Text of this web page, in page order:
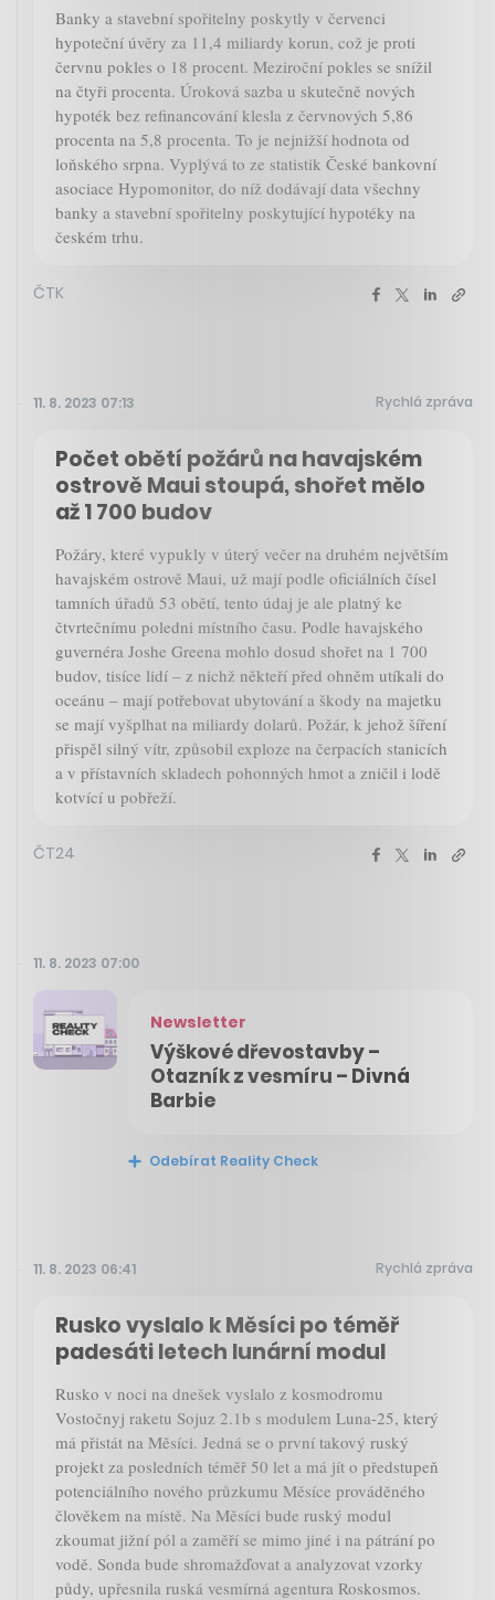
Banky a stavební spořitelny poskytly v červenci
hypoteční úvěry za 11,4 miliardy korun, což je proti
červnu pokles o 18 procent. Meziroční pokles se snížil
na čtyři procenta. Úroková sazba u skutečně nových
hypoték bez refinancování klesla z červnových 5,86
procenta na 5,8 procenta. To je nejnižší hodnota od
loňského srpna. Vyplývá to ze statistik České bankovní
asociace Hypomonitor, do níž dodávají data všechny
banky a stavební spořitelny poskytující hypotéky na
českém trhu.
ČTK
11. 8. 2023 07:13 Rychlá zpráva
Počet obětí požárů na havajském
ostrově Maui stoupá, shořet mělo
až 1 700 budov
Požáry, které vypukly v úterý večer na druhém největším
havajském ostrově Maui, už mají podle oficiálních čísel
tamních úřadů 53 obětí, tento údaj je ale platný ke
čtvrtečnímu poledni místního času. Podle havajského
guvernéra Joshe Greena mohlo dosud shořet na 1 700
budov, tisíce lidí – z nichž někteří před ohněm utíkali do
oceánu – mají potřebovat ubytování a škody na majetku
se mají vyšplhat na miliardy dolarů. Požár, k jehož šíření
přispěl silný vítr, způsobil exploze na čerpacích stanicích
a v přístavních skladech pohonných hmot a zničil i lodě
kotvící u pobřeží.
ČT24
11. 8. 2023 07:00
Newsletter
Výškové dřevostavby –
Otazník z vesmíru – Divná
Barbie
Odebírat Reality Check
11. 8. 2023 06:41 Rychlá zpráva
Rusko vyslalo k Měsíci po téměř
padesáti letech lunární modul
Rusko v noci na dnešek vyslalo z kosmodromu
Vostočnyj raketu Sojuz 2.1b s modulem Luna-25, který
má přistát na Měsíci. Jedná se o první takový ruský
projekt za posledních téměř 50 let a má jít o předstupeň
potenciálního nového průzkumu Měsíce prováděného
člověkem na místě. Na Měsíci bude ruský modul
zkoumat jižní pól a zaměří se mimo jiné i na pátrání po
vodě. Sonda bude shromažďovat a analyzovat vzorky
půdy, upřesnila ruská vesmírná agentura Roskosmos.